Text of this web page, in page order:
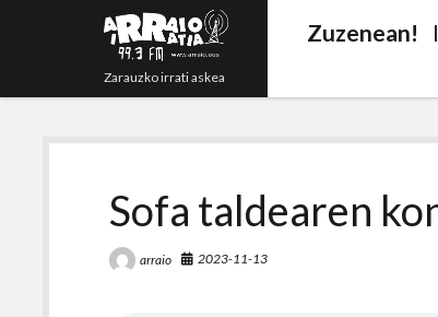
Zarauzko irrati askea
Zuzenean!
Sofa taldearen
arraio 2023-11-13